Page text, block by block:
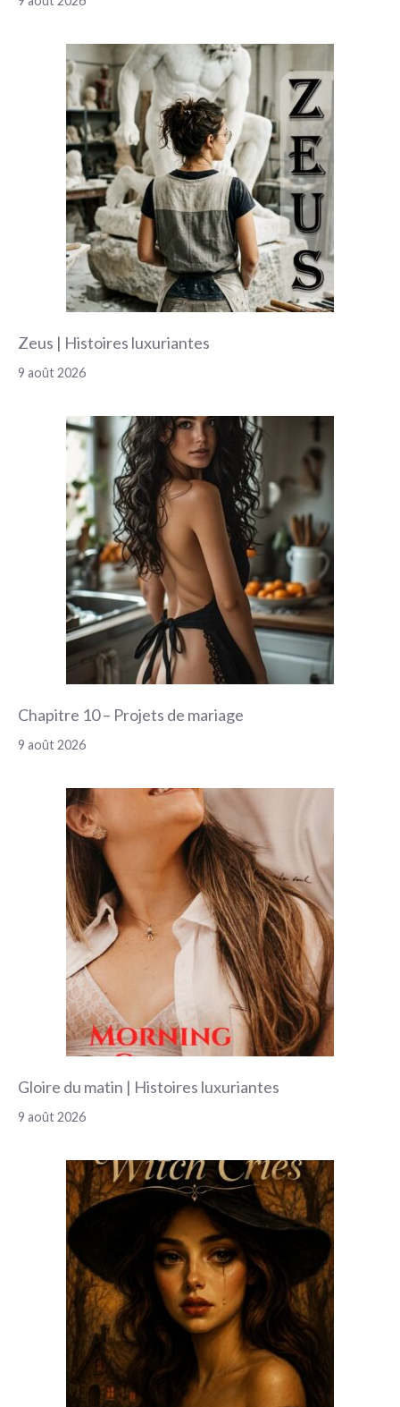
Zeus | Histoires luxuriantes
9 août 2026
Chapitre 10 – Projets de mariage
9 août 2026
Gloire du matin | Histoires luxuriantes
9 août 2026